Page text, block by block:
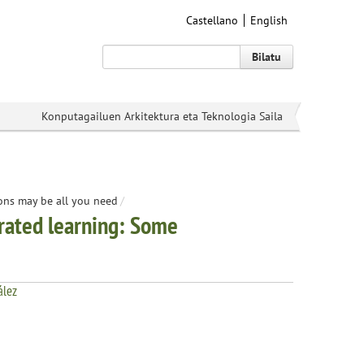
Castellano English
Bilatu
Konputagailuen Arkitektura eta Teknologia Saila
may be all you need /
learning: Some